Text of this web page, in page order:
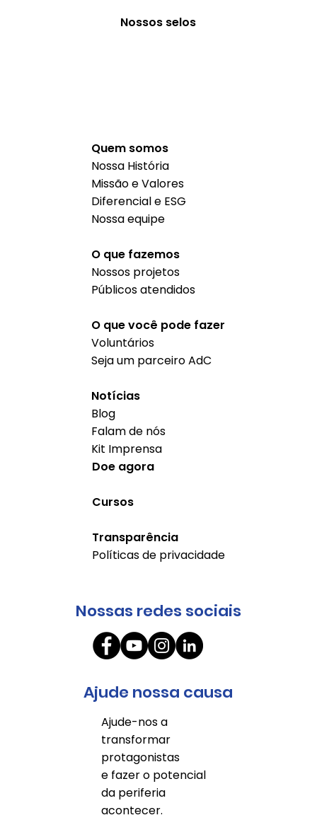
Nossas redes sociais
Ajude nossa causa
Ajude-nos a
transformar
protagonistas
e fazer o potencial
da periferia
acontecer.
Quem somos
Nossa História
Missão e Valores
Diferencial e ESG
Nossa equipe
O que fazemos
Nossos projetos
Públicos atendidos
O que você pode fazer
Voluntários
Seja um parceiro AdC
Notícias
Blog
Falam de nós
Kit Imprensa
Doe agora
Cursos
Transparência
Políticas de privacidade
Nossos selos